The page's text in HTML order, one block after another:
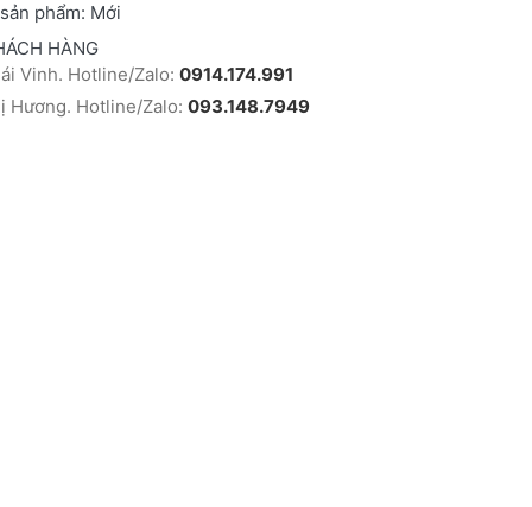
phẩm: Mới
HÀNG
Vinh. Hotline/Zalo: 0914.174.991
Hương. Hotline/Zalo: 093.148.7949